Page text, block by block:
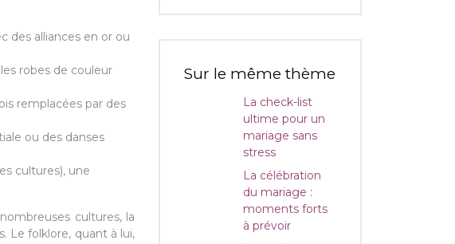
des alliances en or ou
robes de couleur
remplacées par des
ou des danses
cultures), une
cultures, la
Le folklore, quant à lui,
Sur le même thème
La check-list
ultime pour un
mariage sans
stress
La célébration
du mariage :
moments forts
à prévoir